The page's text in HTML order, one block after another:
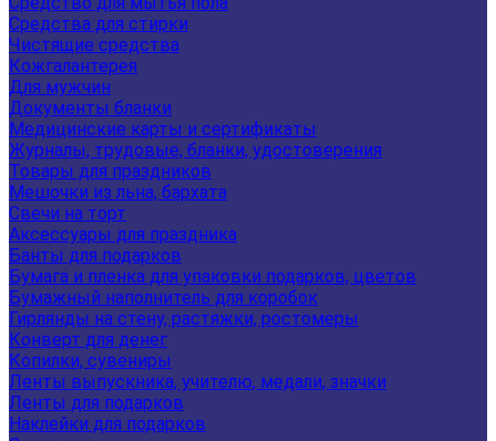
Средства для стирки
Чистящие средства
Кожгалантерея
Для мужчин
Документы бланки
Медицинские карты и сертификаты
Журналы, трудовые, бланки, удостоверения
Товары для праздников
Мешочки из льна, бархата
Свечи на торт
Аксессуары для праздника
Банты для подарков
Бумага и пленка для упаковки подарков, цветов
Бумажный наполнитель для коробок
Гирлянды на стену, растяжки, ростомеры
Конверт для денег
Копилки, сувениры
Ленты выпускника, учителю, медали, значки
Ленты для подарков
Наклейки для подарков